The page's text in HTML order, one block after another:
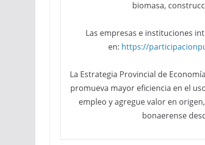
biomasa,
Las empresas e instituciones
en: https://
La Estrategia Provincial de
promueva mayor eficiencia en el
empleo y agregue valor en
bonaerense